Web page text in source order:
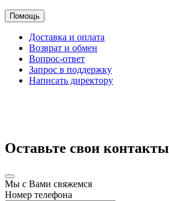
Помощь
Доставка и оплата
Возврат и обмен
Вопрос-ответ
Запрос в поддержку
Написать директору
Оставьте свои контакты
Мы с Вами свяжемся
Номер телефона